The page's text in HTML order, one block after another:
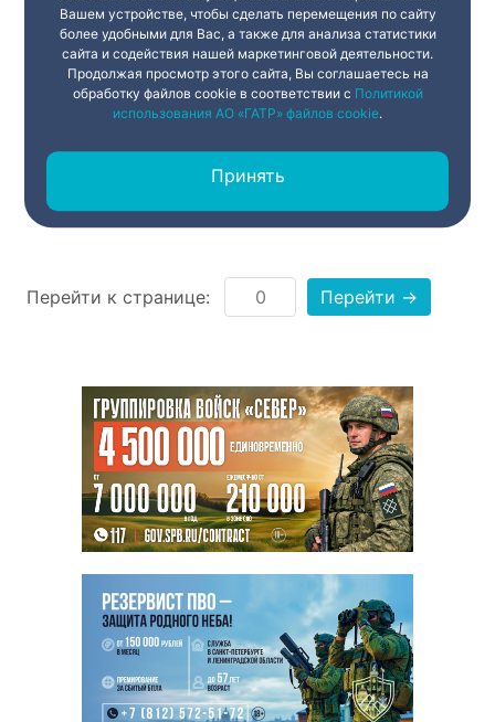
Петербурге нагонное
наводнение. Об успешной
работе комплекса защитных
сооружений 12 октября
рассказали в пресс-службе
Город
предотвратила 33-е морское
нагонное наводнение. Об этом
10 октября сообщили в пресс-
службе Комплекса защитных
сооружений.
Город
Перейти к странице: Перейти →
Вашем устройстве, чтобы сделать перемещения по сайту
более удобными для Вас, а также для анализа статистики
сайта и содействия нашей маркетинговой деятельности.
Продолжая просмотр этого сайта, Вы соглашаетесь на
обработку файлов cookie в соответствии с Политикой
использования АО «ГАТР» файлов cookie.
Принять